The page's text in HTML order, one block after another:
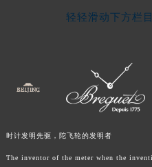
轻轻滑动下方栏
时计发明先驱，陀飞轮的发明者
The inventor of the meter when the